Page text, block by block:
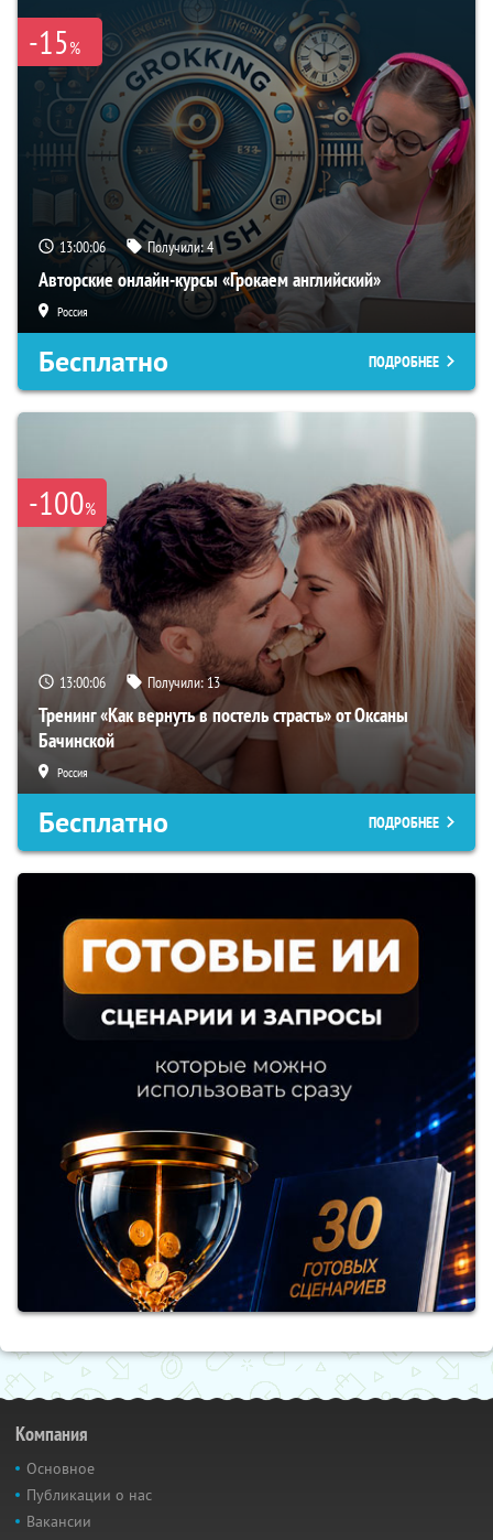
-15%
13:00:05 Получили:4
Авторские онлайн-курсы «Грокаем английский»
Россия
Бесплатно ПОДРОБНЕЕ
-100%
13:00:05 Получили:13
Тренинг «Как вернуть в постель страсть» от Оксаны
Бачинской
Россия
Бесплатно ПОДРОБНЕЕ
Компания
Основное
Публикации о нас
Вакансии